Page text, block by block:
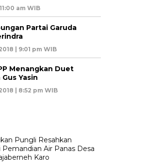
am WIB
Partai Garuda
| 9:01 pm WIB
Menangkan Duet
Yasin
| 8:52 pm WIB